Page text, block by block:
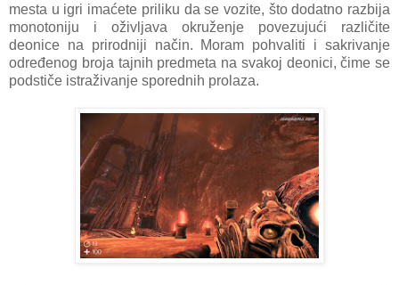
mesta u igri imaćete priliku da se vozite, što dodatno razbija
monotoniju i oživljava okruženje povezujući različite
deonice na prirodniji način. Moram pohvaliti i sakrivanje
određenog broja tajnih predmeta na svakoj deonici, čime se
podstiče istraživanje sporednih prolaza.